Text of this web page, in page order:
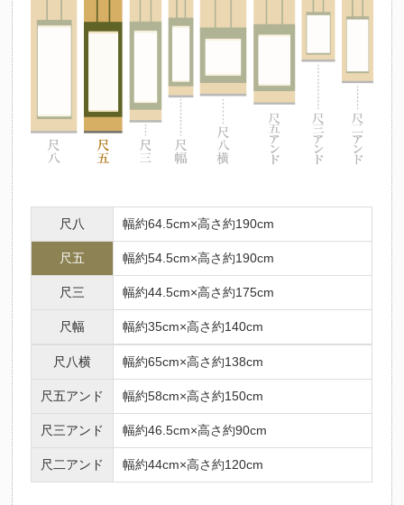
尺八 幅約64.5cm×高さ約190cm
尺五 幅約54.5cm×高さ約190cm
尺三 幅約44.5cm×高さ約175cm
尺幅 幅約35cm×高さ約140cm
尺八横 幅約65cm×高さ約138cm
尺五アンド 幅約58cm×高さ約150cm
尺三アンド 幅約46.5cm×高さ約90cm
尺二アンド 幅約44cm×高さ約120cm